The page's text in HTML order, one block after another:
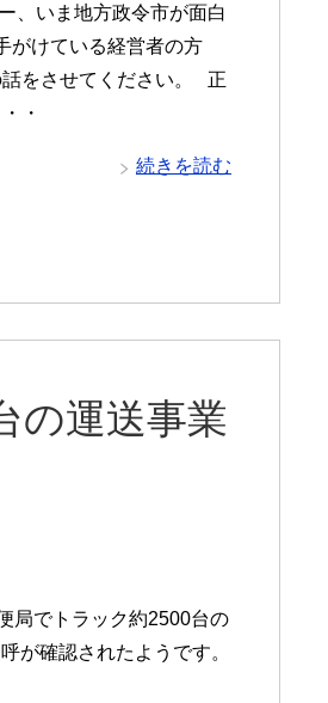
、いま地方政令市が面白
がけている経営者の方
をさせてください。 正
・
続きを読む
の運送事業
局でトラック約2500台の
が確認されたようです。